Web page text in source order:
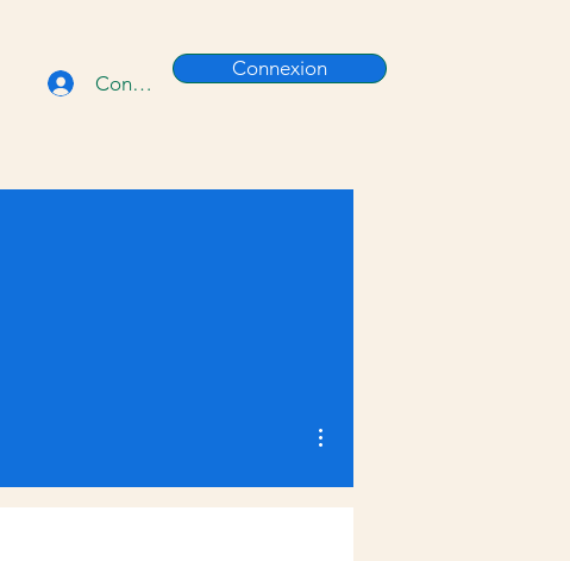
Connexion
Connexion